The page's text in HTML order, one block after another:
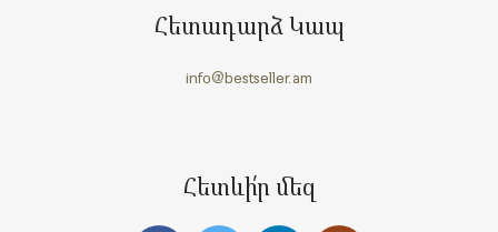
Հետադարձ Կապ
info@bestseller.am
Հետևի՛ր մեզ